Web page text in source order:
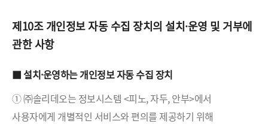
제10조 개인정보 자동 수집 장치의 설치·운영 및 거부에
관한 사항
■ 설치·운영하는 개인정보 자동 수집 장치
① ㈜솔리데오는 정보시스템 <피노, 자두, 안부>에서
사용자에게 개별적인 서비스와 편의를 제공하기 위해